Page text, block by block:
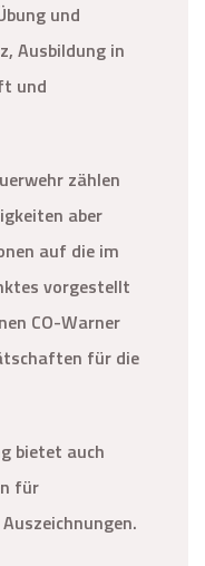
und
Ausbildung in
und
zählen
aber
auf die im
vorgestellt
CO-Warner
für die
bietet auch
für